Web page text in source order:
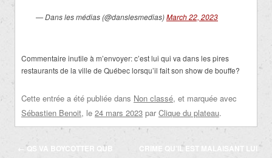
— Dans les médias (@danslesmedias)March 22, 2023
Commentaire inutile à m’envoyer: c’est lui qui va dans les pires
restaurants de la ville de Québec lorsqu’il fait son show de bouffe?
Cette entrée a été publiée dans Non classé, et marquée avec
Sébastien Benoit, le 24 mars 2023 par Clique du plateau.
Navigation
← QS VA BOYCOTTER QUB
CRIME QU’IL EST MALAISANT LUI